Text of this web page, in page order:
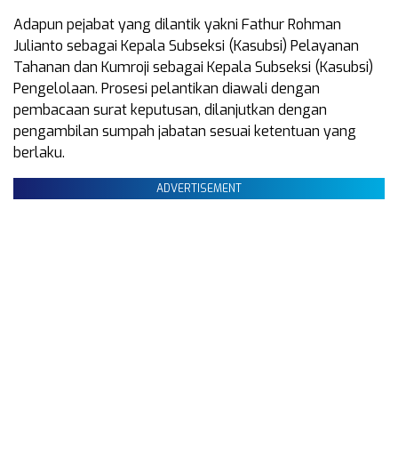
Adapun pejabat yang dilantik yakni Fathur Rohman
Julianto sebagai Kepala Subseksi (Kasubsi) Pelayanan
Tahanan dan Kumroji sebagai Kepala Subseksi (Kasubsi)
Pengelolaan. Prosesi pelantikan diawali dengan
pembacaan surat keputusan, dilanjutkan dengan
pengambilan sumpah jabatan sesuai ketentuan yang
berlaku.
ADVERTISEMENT